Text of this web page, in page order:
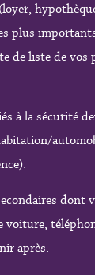
plus
de liste de vos
à la sécurité
dont
voiture,
après.